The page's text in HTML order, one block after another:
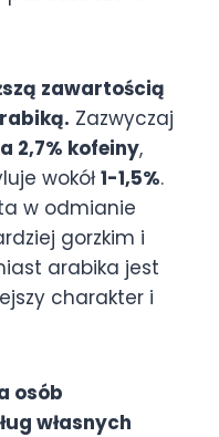
zawartością
Zazwyczaj
2,7% kofeiny,
wokół 1-1,5%.
w odmianie
gorzkim i
arabika jest
charakter i
osób
własnych